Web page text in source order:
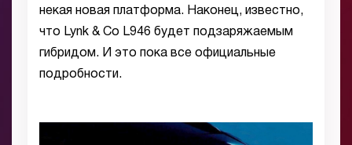
некая новая платформа. Наконец, известно,
что Lynk & Co L946 будет подзаряжаемым
гибридом. И это пока все официальные
подробности.